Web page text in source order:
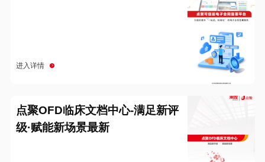
进入详情
点聚OFD临床文档中心-满足新评
级·赋能新场景最新